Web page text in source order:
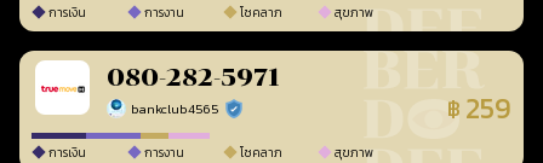
การเงิน การงาน โชคลาภ สุขภาพ
080-282-5971
bankclub4565 ร้านยืนยันแล้ว ฿ 259
การเงิน การงาน โชคลาภ สุขภาพ